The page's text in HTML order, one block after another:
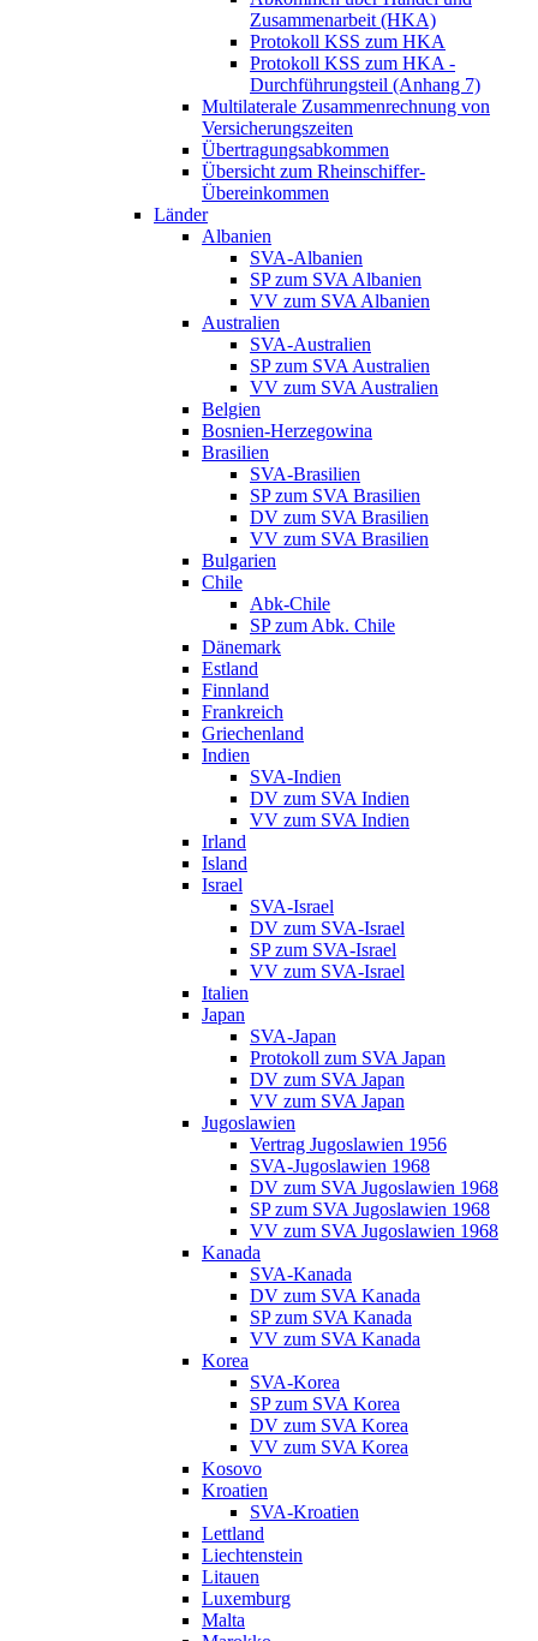
Zusammenarbeit (HKA)
Protokoll KSS zum HKA
Protokoll KSS zum HKA -
Durchführungsteil (Anhang 7)
Multilaterale Zusammenrechnung von
Versicherungszeiten
Übertragungsabkommen
Übersicht zum Rheinschiffer-
Übereinkommen
Länder
Albanien
SVA-Albanien
SP zum SVA Albanien
VV zum SVA Albanien
Australien
SVA-Australien
SP zum SVA Australien
VV zum SVA Australien
Belgien
Bosnien-Herzegowina
Brasilien
SVA-Brasilien
SP zum SVA Brasilien
DV zum SVA Brasilien
VV zum SVA Brasilien
Bulgarien
Chile
Abk-Chile
SP zum Abk. Chile
Dänemark
Estland
Finnland
Frankreich
Griechenland
Indien
SVA-Indien
DV zum SVA Indien
VV zum SVA Indien
Irland
Island
Israel
SVA-Israel
DV zum SVA-Israel
SP zum SVA-Israel
VV zum SVA-Israel
Italien
Japan
SVA-Japan
Protokoll zum SVA Japan
DV zum SVA Japan
VV zum SVA Japan
Jugoslawien
Vertrag Jugoslawien 1956
SVA-Jugoslawien 1968
DV zum SVA Jugoslawien 1968
SP zum SVA Jugoslawien 1968
VV zum SVA Jugoslawien 1968
Kanada
SVA-Kanada
DV zum SVA Kanada
SP zum SVA Kanada
VV zum SVA Kanada
Korea
SVA-Korea
SP zum SVA Korea
DV zum SVA Korea
VV zum SVA Korea
Kosovo
Kroatien
SVA-Kroatien
Lettland
Liechtenstein
Litauen
Luxemburg
Malta